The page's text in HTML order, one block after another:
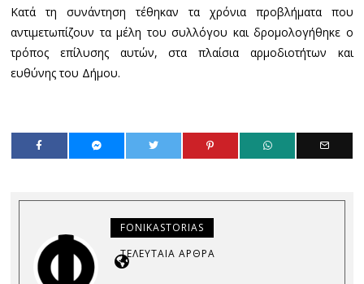
Κατά τη συνάντηση τέθηκαν τα χρόνια προβλήματα που
αντιμετωπίζουν τα μέλη του συλλόγου και δρομολογήθηκε ο
τρόπος επίλυσης αυτών, στα πλαίσια αρμοδιοτήτων και
ευθύνης του Δήμου.
FONIKASTORIAS
ΤΕΛΕΥΤΑΊΑ ΆΡΘΡΑ